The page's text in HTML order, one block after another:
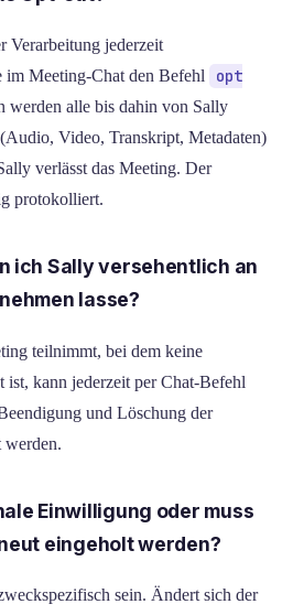
Verarbeitung jederzeit
im Meeting-Chat den Befehl
opt
werden alle bis dahin von Sally
Video, Transkript, Metadaten)
verlässt das Meeting. Der
protokolliert.
ich Sally versehentlich an
lasse?
teilnimmt, bei dem keine
kann jederzeit per Chat-Befehl
und Löschung der
werden.
Einwilligung oder muss
eingeholt werden?
sein. Ändert sich der